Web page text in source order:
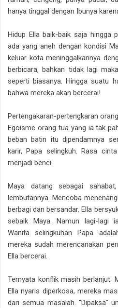
hanya tinggal dengan Ibunya
Hidup Ella baik-baik saja hingga
ada yang aneh dengan kondisi
keluar kota meninggalkannya
berbicara, bahkan tidak lagi
seperti biasanya. Hingga suatu
bahwa mereka akan bercerai!
Pertengakaran-pertengkaran
Egoisme orang tua yang ia tak
beban batin itu dipendamnya
karir, Papa selingkuh. Rasa
menjadi benci.
Maya datang sebagai
lembutannya. Mencoba
berbagi dan bersandar. Ella
sebaik Maya. Namun lagi-lagi
Wanita selingkuhan Papa
mereka sudah merencanakan
Ella bercerai.
Ternyata konflik masih berlanjut.
Ella nyaris diperkosa, mereka
dari semua masalah. "Dipaksa"